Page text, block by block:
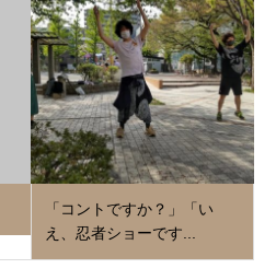
「コントですか？」「い
え、忍者ショーです...